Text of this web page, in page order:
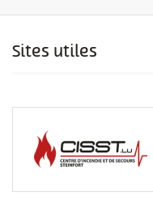
Sites utiles